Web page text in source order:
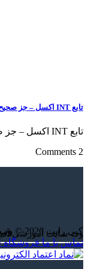
تابع INT اکسل – جز صحیح اعداد
تابع INT اکسل – جز صحیح اعداد در اکسل تابع INT اعداد اعشار را حذف [...]
2 Comments
وب سایت آموزشی
کپی رایت 2026 ©
تماس با ما فروشگاه